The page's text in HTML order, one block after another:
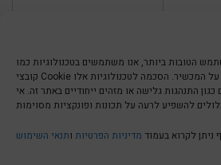
הטובות ביותר, אנו משתמשים בטכנולוגיות כמו
קובצי Cookie כדי לאחסן ו/או לגשת למידע על המכשיר. הסכמה לטכנולוגיות אלו
התנהגות גלישה או מזהים ייחודיים באתר זה. אי
ניתן לקרוא בעמוד מדיניות הפרטיות ותנאי השימוש הצהרת נגישות | Accessibility